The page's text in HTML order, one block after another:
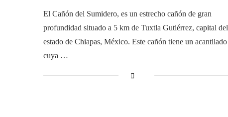
El Cañón del Sumidero, es un estrecho cañón de gran
profundidad situado a 5 km de Tuxtla Gutiérrez, capital del
estado de Chiapas, México. Este cañón tiene un acantilado
cuya …